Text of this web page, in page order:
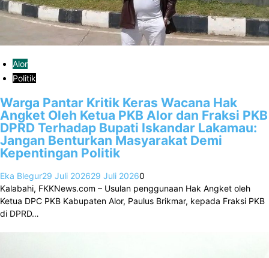
Alor
Politik
Warga Pantar Kritik Keras Wacana Hak
Angket Oleh Ketua PKB Alor dan Fraksi PKB
DPRD Terhadap Bupati Iskandar Lakamau:
Jangan Benturkan Masyarakat Demi
Kepentingan Politik
Eka Blegur29 Juli 202629 Juli 20260
Kalabahi, FKKNews.com – Usulan penggunaan Hak Angket oleh
Ketua DPC PKB Kabupaten Alor, Paulus Brikmar, kepada Fraksi PKB
di DPRD…